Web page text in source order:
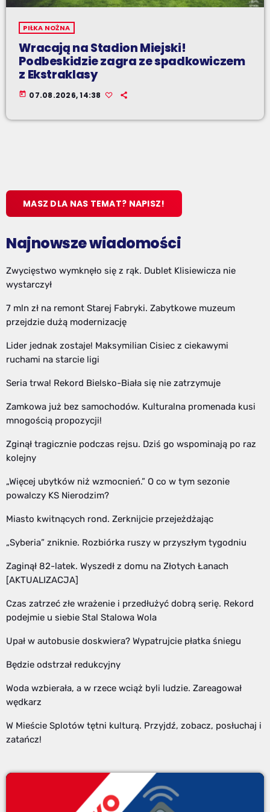
PIŁKA NOŻNA
Wracają na Stadion Miejski!
Podbeskidzie zagra ze spadkowiczem
z Ekstraklasy
today 07.08.2026, 14:38
MASZ DLA NAS TEMAT? NAPISZ!
Najnowsze wiadomości
Zwycięstwo wymknęło się z rąk. Dublet Klisiewicza nie
wystarczył
7 mln zł na remont Starej Fabryki. Zabytkowe muzeum
przejdzie dużą modernizację
Lider jednak zostaje! Maksymilian Cisiec z ciekawymi
ruchami na starcie ligi
Seria trwa! Rekord Bielsko-Biała się nie zatrzymuje
Zamkowa już bez samochodów. Kulturalna promenada kusi
mnogością propozycji!
Zginął tragicznie podczas rejsu. Dziś go wspominają po raz
kolejny
„Więcej ubytków niż wzmocnień.” O co w tym sezonie
powalczy KS Nierodzim?
Miasto kwitnących rond. Zerknijcie przejeżdżając
„Syberia” zniknie. Rozbiórka ruszy w przyszłym tygodniu
Zaginął 82-latek. Wyszedł z domu na Złotych Łanach
[AKTUALIZACJA]
Czas zatrzeć złe wrażenie i przedłużyć dobrą serię. Rekord
podejmie u siebie Stal Stalowa Wola
Upał w autobusie doskwiera? Wypatrujcie płatka śniegu
Będzie odstrzał redukcyjny
Woda wzbierała, a w rzece wciąż byli ludzie. Zareagował
wędkarz
W Mieście Splotów tętni kulturą. Przyjdź, zobacz, posłuchaj i
zatańcz!